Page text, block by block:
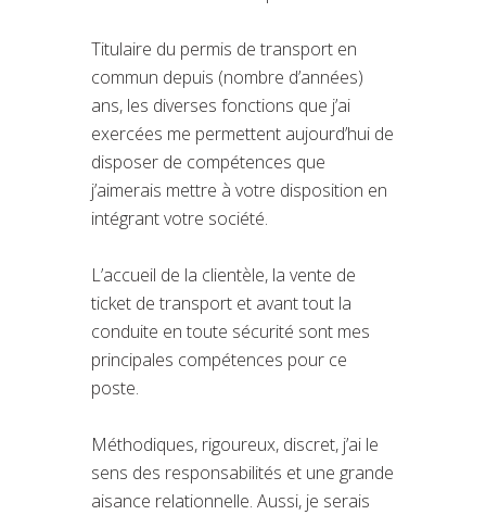
Titulaire du permis de transport en
commun depuis (nombre d’années)
ans, les diverses fonctions que j’ai
exercées me permettent aujourd’hui de
disposer de compétences que
j’aimerais mettre à votre disposition en
intégrant votre société.
L’accueil de la clientèle, la vente de
ticket de transport et avant tout la
conduite en toute sécurité sont mes
principales compétences pour ce
poste.
Méthodiques, rigoureux, discret, j’ai le
sens des responsabilités et une grande
aisance relationnelle. Aussi, je serais